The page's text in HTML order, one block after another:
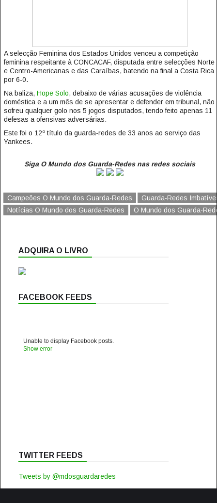
A selecção Feminina dos Estados Unidos venceu a competição
feminina respeitante à CONCACAF, disputada entre selecções Norte
e Centro-Americanas e das Caraíbas, batendo na final a Costa Rica
por 6-0.
Na baliza, Hope Solo, debaixo de várias acusações de violência
doméstica e a um mês de se apresentar e defender em tribunal, não
sofreu qualquer golo nos 5 jogos disputados, tendo feito apenas 11
defesas a ofensivas adversárias.
Este foi o 12º título da guarda-redes de 33 anos ao serviço das
Yankees.
Siga O Mundo dos Guarda-Redes nas redes sociais
Campeões O Mundo dos Guarda-Redes
Guarda-Redes
Notícias O Mundo dos Guarda-Redes
O Mundo dos Guarda-
ADQUIRA O LIVRO
FACEBOOK FEEDS
Unable to display Facebook posts.
Show error
TWITTER FEEDS
Tweets by @mdosguardaredes